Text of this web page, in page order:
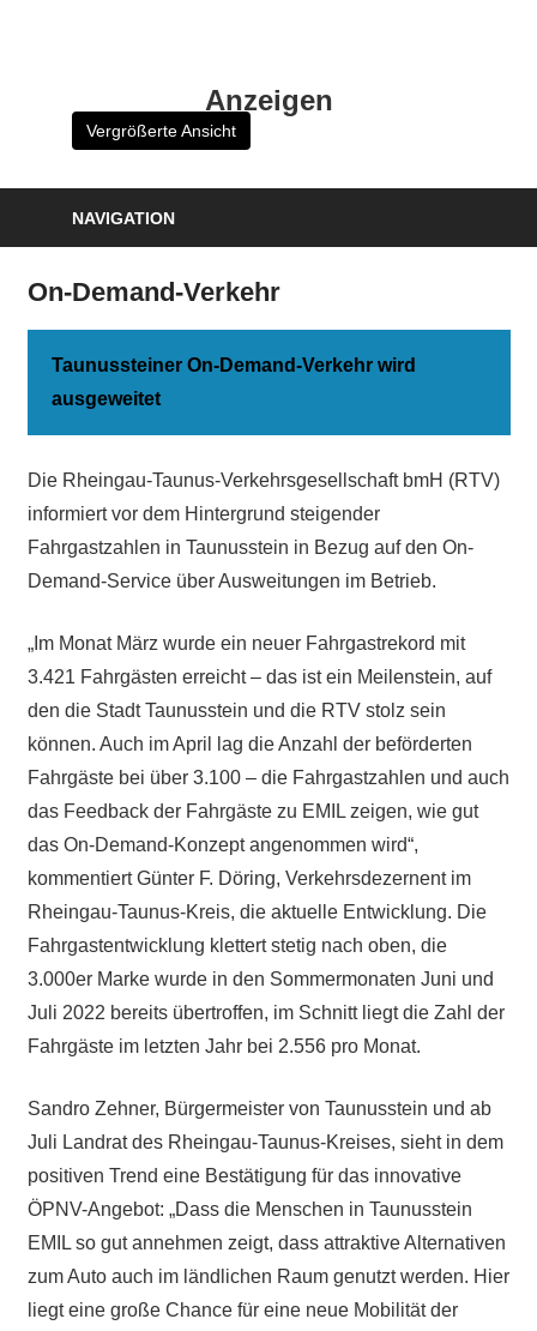
Anzeigen
Vergrößerte Ansicht
NAVIGATION
On-Demand-Verkehr
Taunussteiner On-Demand-Verkehr wird
ausgeweitet
Die Rheingau-Taunus-Verkehrsgesellschaft bmH (RTV)
informiert vor dem Hintergrund steigender
Fahrgastzahlen in Taunusstein in Bezug auf den On-
Demand-Service über Ausweitungen im Betrieb.
„Im Monat März wurde ein neuer Fahrgastrekord mit
3.421 Fahrgästen erreicht – das ist ein Meilenstein, auf
den die Stadt Taunusstein und die RTV stolz sein
können. Auch im April lag die Anzahl der beförderten
Fahrgäste bei über 3.100 – die Fahrgastzahlen und auch
das Feedback der Fahrgäste zu EMIL zeigen, wie gut
das On-Demand-Konzept angenommen wird“,
kommentiert Günter F. Döring, Verkehrsdezernent im
Rheingau-Taunus-Kreis, die aktuelle Entwicklung. Die
Fahrgastentwicklung klettert stetig nach oben, die
3.000er Marke wurde in den Sommermonaten Juni und
Juli 2022 bereits übertroffen, im Schnitt liegt die Zahl der
Fahrgäste im letzten Jahr bei 2.556 pro Monat.
Sandro Zehner, Bürgermeister von Taunusstein und ab
Juli Landrat des Rheingau-Taunus-Kreises, sieht in dem
positiven Trend eine Bestätigung für das innovative
ÖPNV-Angebot: „Dass die Menschen in Taunusstein
EMIL so gut annehmen zeigt, dass attraktive Alternativen
zum Auto auch im ländlichen Raum genutzt werden. Hier
liegt eine große Chance für eine neue Mobilität der